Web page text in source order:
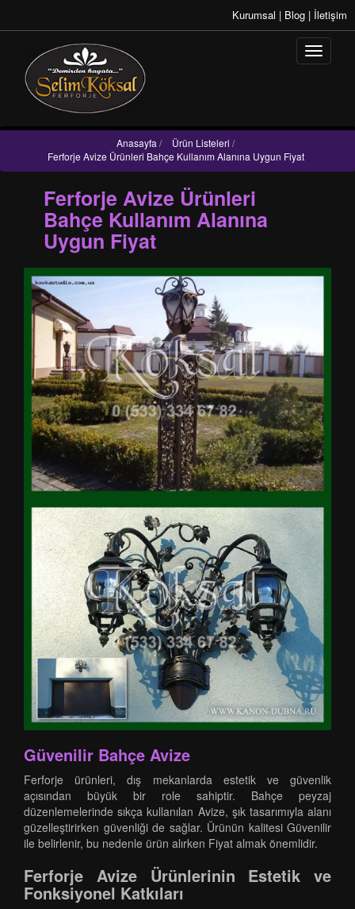
Kurumsal | Blog | İletişim
Anasayfa / Ürün Listeleri /
Ferforje Avize Ürünleri Bahçe Kullanım Alanına Uygun Fiyat
Ferforje Avize Ürünleri
Bahçe Kullanım Alanına
Uygun Fiyat
Güvenilir Bahçe Avize
Ferforje ürünleri, dış mekanlarda estetik ve güvenlik
açısından büyük bir role sahiptir. Bahçe peyzaj
düzenlemelerinde sıkça kullanılan Avize, şık tasarımıyla alanı
güzelleştirirken güvenliği de sağlar. Ürünün kalitesi Güvenilir
ile belirlenir, bu nedenle ürün alırken Fiyat almak önemlidir.
Ferforje Avize Ürünlerinin Estetik ve
Fonksiyonel Katkıları